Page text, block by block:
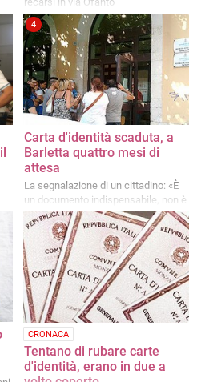
4
Carta d'identità scaduta, a
Barletta quattro mesi di
attesa
La segnalazione di un cittadino: «È
un documento indispensabile, non è
giusto attendere così tanto»
CRONACA
Tentano di rubare carte
d'identità, erano in due a